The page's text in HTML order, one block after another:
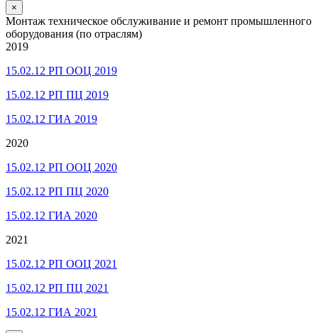
×
Монтаж техническое обслуживание и ремонт промышленного
оборудования (по отраслям)
2019
15.02.12 РП ООЦ 2019
15.02.12 РП ПЦ 2019
15.02.12 ГИА 2019
2020
15.02.12 РП ООЦ 2020
15.02.12 РП ПЦ 2020
15.02.12 ГИА 2020
2021
15.02.12 РП ООЦ 2021
15.02.12 РП ПЦ 2021
15.02.12 ГИА 2021